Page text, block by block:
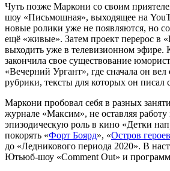
Чуть позже Маркони со своим
шоу «Письмошная», выходящее на
новые ролики уже не появляются, но
ещё «живые». Затем проект перерос в
выходить уже в телевизионном эфире.
закончила свое существование
«Вечерний Ургант», где сначала он вел
рубрики, тексты для которых он писал
Маркони пробовал себя в разных
журнале «Максим», не оставляя работу
эпизодическую роль в кино «Детки
покорять «Форт Боярд», «Остров героев
до «Ледникового периода 2020». В
Ютьюб-шоу «Comment Out» и